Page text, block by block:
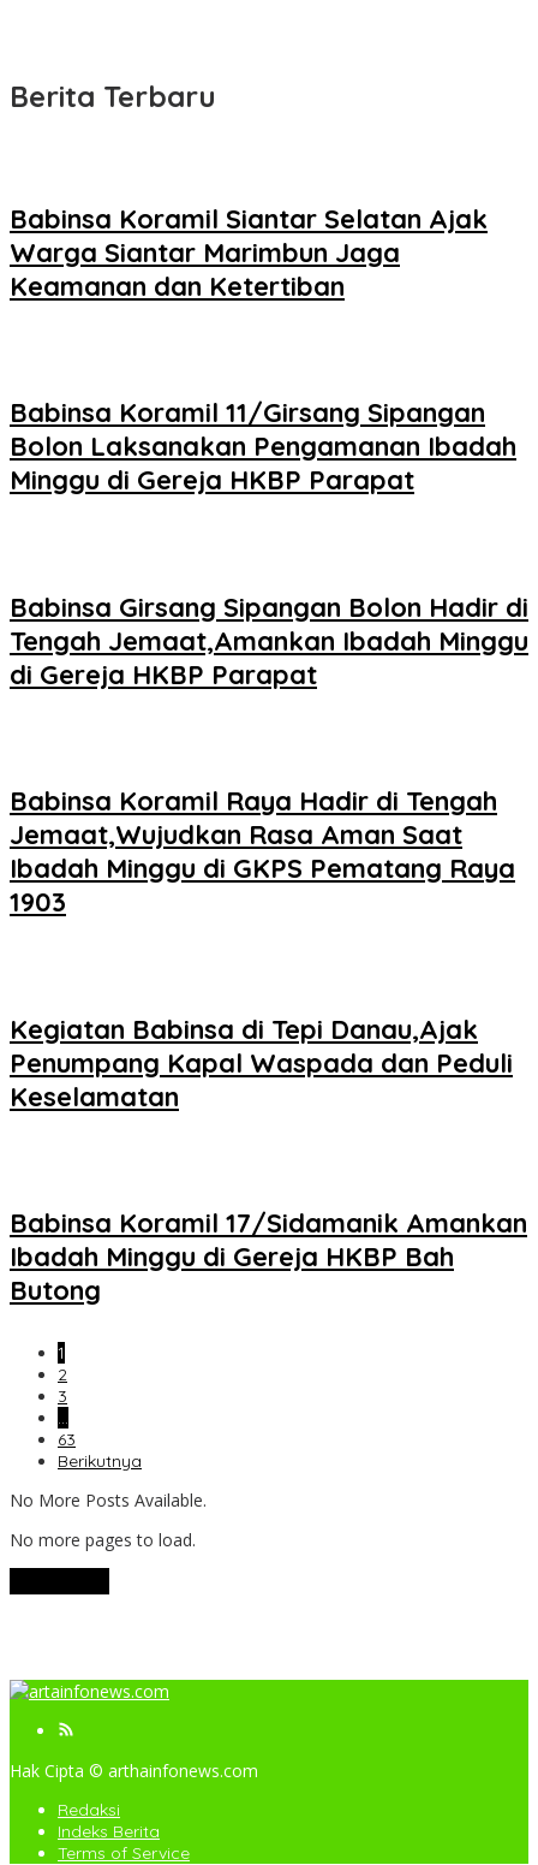
Berita Terbaru
Babinsa Koramil Siantar Selatan Ajak
Warga Siantar Marimbun Jaga
Keamanan dan Ketertiban
Babinsa Koramil 11/Girsang Sipangan
Bolon Laksanakan Pengamanan Ibadah
Minggu di Gereja HKBP Parapat
Babinsa Girsang Sipangan Bolon Hadir di
Tengah Jemaat,Amankan Ibadah Minggu
di Gereja HKBP Parapat
Babinsa Koramil Raya Hadir di Tengah
Jemaat,Wujudkan Rasa Aman Saat
Ibadah Minggu di GKPS Pematang Raya
1903
Kegiatan Babinsa di Tepi Danau,Ajak
Penumpang Kapal Waspada dan Peduli
Keselamatan
Babinsa Koramil 17/Sidamanik Amankan
Ibadah Minggu di Gereja HKBP Bah
Butong
1
2
3
…
63
Berikutnya
No More Posts Available.
No more pages to load.
Hak Cipta © arthainfonews.com
Redaksi
Indeks Berita
Terms of Service